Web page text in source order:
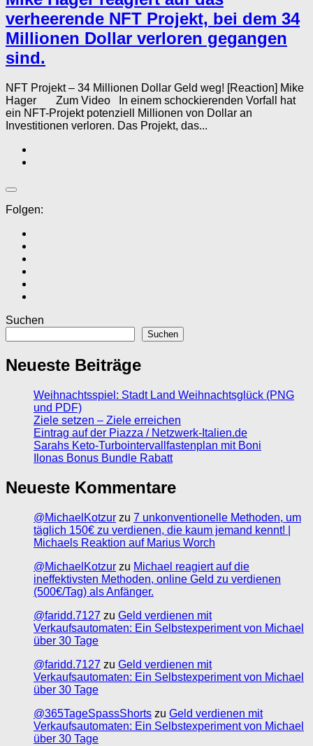
verheerende NFT Projekt, bei dem 34
Millionen Dollar verloren gegangen
sind.
NFT Projekt – 34 Millionen Dollar Geld weg! [Reaction] Mike
Hager Zum Video In einem schockierenden Vorfall hat
ein NFT-Projekt potenziell Millionen von Dollar an
Investitionen verloren. Das Projekt, das...
Folgen:
Suchen
Suchen
Neueste Beiträge
Weihnachtsspiel: Stadt Land Weihnachtsglück (PNG
und PDF)
Ziele setzen – Ziele erreichen
Eintrag auf der Piazza / Netzwerk-Italien.de
Sarahs Keto-Turbointervallfastenplan mit Boni
Ilonas Bonus Bundle Rabatt
Neueste Kommentare
@MichaelKotzur zu 7 unkonventionelle Methoden, um
täglich 150€ zu verdienen, die kaum jemand kennt! |
Michaels Reaktion auf Marius Worch
@MichaelKotzur zu Michael reagiert auf die
ineffektivsten Methoden, online Geld zu verdienen
(500€/Tag) als Anfänger.
@faridd.7127 zu Geld verdienen mit
Verkaufsautomaten: Ein Selbstexperiment von Michael
über 30 Tage
@faridd.7127 zu Geld verdienen mit
Verkaufsautomaten: Ein Selbstexperiment von Michael
über 30 Tage
@365TageSpassShorts zu Geld verdienen mit
Verkaufsautomaten: Ein Selbstexperiment von Michael
über 30 Tage